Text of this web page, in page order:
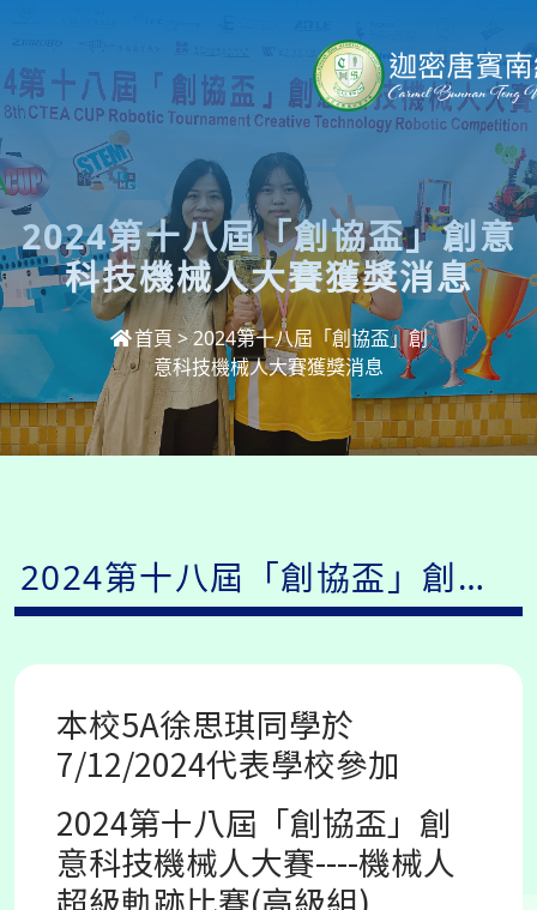
2024第十八屆「創協盃」創意
科技機械人大賽獲獎消息
首頁 >2024第十八屆「創協盃」創
意科技機械人大賽獲獎消息
2024第十八屆「創協盃」創意
科技機械人大賽獲獎消息
本校5A徐思琪同學於
7/12/2024代表學校參加
2024第十八屆「創協盃」創
意科技機械人大賽----機械人